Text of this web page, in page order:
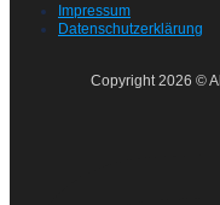
Impressum
Datenschutzerklärung
Copyright 2026 ©